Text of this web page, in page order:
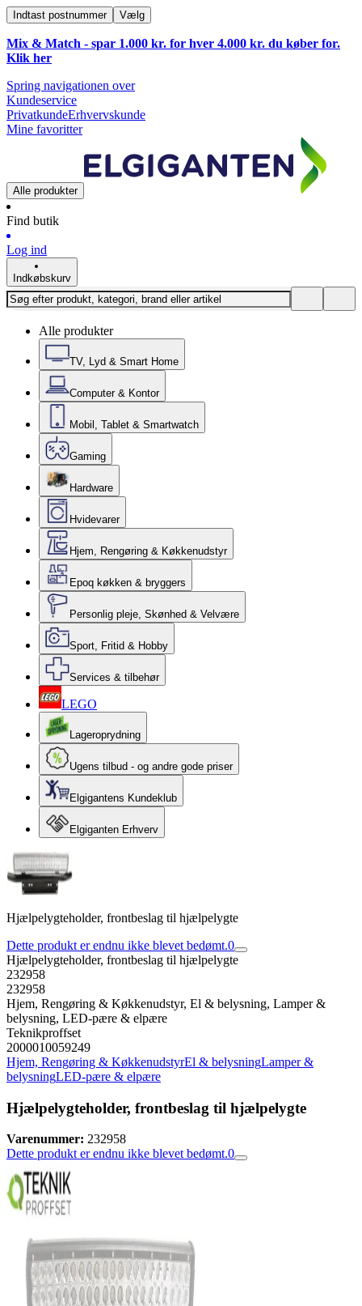
Indtast postnummer Vælg
Mix & Match - spar 1.000 kr. for hver 4.000 kr. du køber for.
Klik her
Spring navigationen over
Kundeservice
PrivatkundeErhvervskunde
Mine favoritter
Alle produkter
Find butik
Log ind
Indkøbskurv
Alle produkter
TV, Lyd & Smart Home
Computer & Kontor
Mobil, Tablet & Smartwatch
Gaming
Hardware
Hvidevarer
Hjem, Rengøring & Køkkenudstyr
Epoq køkken & bryggers
Personlig pleje, Skønhed & Velvære
Sport, Fritid & Hobby
Services & tilbehør
LEGO
Lageroprydning
Ugens tilbud - og andre gode priser
Elgigantens Kundeklub
Elgiganten Erhverv
Hjælpelygteholder, frontbeslag til hjælpelygte
Dette produkt er endnu ikke blevet bedømt.0
Hjælpelygteholder, frontbeslag til hjælpelygte
232958
232958
Hjem, Rengøring & Køkkenudstyr, El & belysning, Lamper &
belysning, LED-pære & elpære
Teknikproffset
2000010059249
Hjem, Rengøring & KøkkenudstyrEl & belysningLamper &
belysningLED-pære & elpære
Hjælpelygteholder, frontbeslag til hjælpelygte
Varenummer: 232958
Dette produkt er endnu ikke blevet bedømt.0